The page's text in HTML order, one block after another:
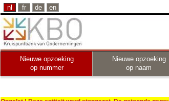
nl fr de en
Nieuwe opzoeking
op nummer
Nieuwe opzoeking
op naam